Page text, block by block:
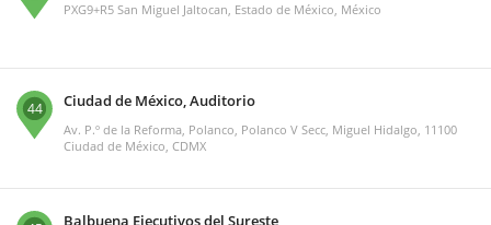
PXG9+R5 San Miguel Jaltocan, Estado de México, México
44 Ciudad de México, Auditorio
Av. P.º de la Reforma, Polanco, Polanco V Secc, Miguel Hidalgo, 11100
Ciudad de México, CDMX